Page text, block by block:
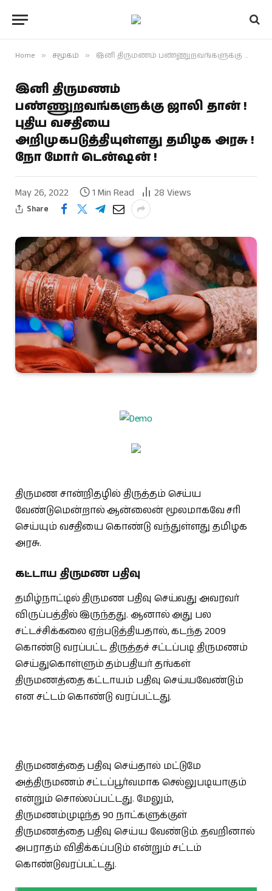
Home » சமூகம் » இனி திருமணம் பண்ணுறவங்களுக்கு ஜாலி தான் ! புதிய வசதியை அறிமுகபடுத்தியுள்ளது தமிழக அரசு ! நோ மோர் டென்ஷன் !
இனி திருமணம்
பண்ணுறவங்களுக்கு ஜாலி தான் !
புதிய வசதியை
அறிமுகபடுத்தியுள்ளது தமிழக அரசு !
நோ மோர் டென்ஷன் !
May 26, 2022 1 Min Read 28 Views
Share
திருமண சான்றிதழில் திருத்தம் செய்ய
வேண்டுமென்றால் ஆன்லைன் மூலமாகவே சரி
செய்யும் வசதியை கொண்டு வந்துள்ளது தமிழக
அரசு.
கட்டாய திருமண பதிவு
தமிழ்நாட்டில் திருமண பதிவு செய்வது அவரவர்
விருப்பத்தில் இருந்தது. ஆனால் அது பல
சட்டச்சிக்கலை ஏற்படுத்தியதால், கடந்த 2009
கொண்டு வரப்பட்ட திருத்தச் சட்டப்படி திருமணம்
செய்துகொள்ளும் தம்பதியர் தங்கள்
திருமணத்தை கட்டாயம் பதிவு செய்யவேண்டும்
என சட்டம் கொண்டு வரப்பட்டது.
திருமணத்தை பதிவு செய்தால் மட்டுமே
அத்திருமணம் சட்டப்பூர்வமாக செல்லுபடியாகும்
என்றும் சொல்லப்பட்டது. மேலும்,
திருமணம்முடிந்த 90 நாட்களுக்குள்
திருமணத்தை பதிவு செய்ய வேண்டும். தவறினால்
அபராதம் விதிக்கப்படும் என்றும் சட்டம்
கொண்டுவரப்பட்டது.